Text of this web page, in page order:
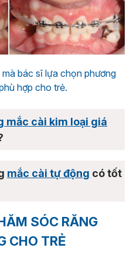
bác sĩ lựa chọn phương
hợp cho trẻ.
mắc cài kim loại giá
mắc cài tự động có tốt
SÓC RĂNG
CHO TRẺ